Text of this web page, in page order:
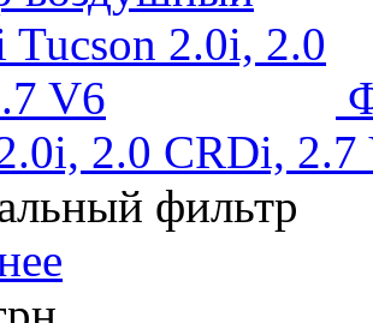
2.0 CRDi, 2.7
фильтр